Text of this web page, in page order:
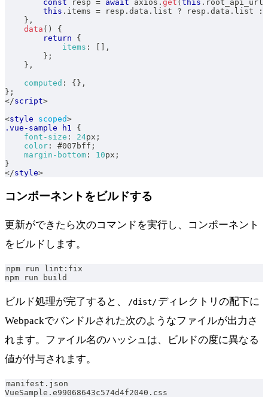
const resp = await axios . get ( this . root_api_url
this . items = resp . data . list ? resp . data . list
:
} ,
data ( )
{
return
{
items :
,
} ;
} ,
computed : { } ,
} ;
</script>
<style scoped>
.vue-sample h1
{
font-size : 24px ;
color : #007bff ;
margin-bottom : 10px ;
}
</style>
コンポーネントをビルドする
更新ができたら次のコマンドを実行し、コンポーネント
をビルドします。
npm run lint:fix
npm run build
ビルド処理が完了すると、 /dist/ディレクトリの配下に
Webpackでバンドルされた次のようなファイルが出力さ
れます。ファイル名のハッシュは、ビルドの度に異なる
値が付与されます。
manifest.json
VueSample.e99068643c574d4f2040.css